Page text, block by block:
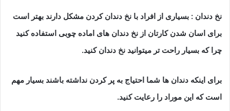
نخ دندان : بسیاری از افراد با نخ دندان کردن مشکل دارند بهتر است
برای اسان شدن کارتان از نخ دندان های اماده چوبی استفاده کنید
چرا که بسیار راحت تر میتوانید نخ دندان کنید.
برای اینکه دندان ها شما احتیاج به پر کردن نداشته باشند بسیار مهم
است که این موراد را رعایت کنید.